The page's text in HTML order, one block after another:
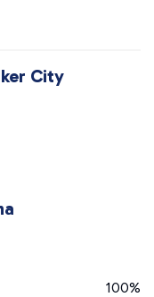
City
100%